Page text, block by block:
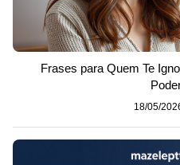
Frases para Quem Te
18/05/